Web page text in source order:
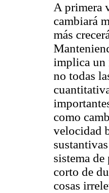
A primera
cambiará
más
implica un
no todas
como
velocidad
sistema
corto de
cosas